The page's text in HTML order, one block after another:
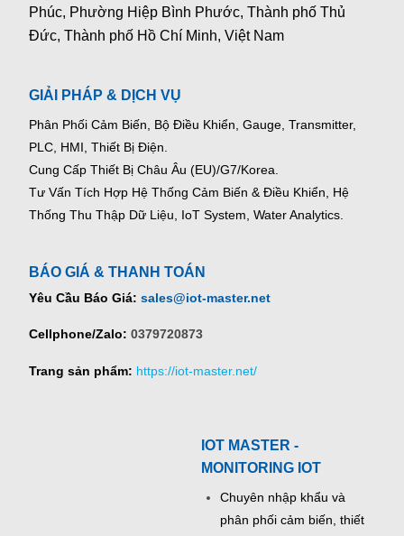
Phúc, Phường Hiệp Bình Phước, Thành phố Thủ
Đức, Thành phố Hồ Chí Minh, Việt Nam
GIẢI PHÁP & DỊCH VỤ
Phân Phối Cảm Biến, Bộ Điều Khiển, Gauge, Transmitter,
PLC, HMI, Thiết Bị Điện.
Cung Cấp Thiết Bị Châu Âu (EU)/G7/Korea.
Tư Vấn Tích Hợp Hệ Thống Cảm Biến & Điều Khiển, Hệ
Thống Thu Thập Dữ Liệu, IoT System, Water Analytics.
BÁO GIÁ & THANH TOÁN
Yêu Cầu Báo Giá: sales@iot-master.net
Cellphone/Zalo: 0379720873
Trang sản phẩm: https://iot-master.net/
IOT MASTER -
MONITORING IOT
Chuyên nhập khẩu và
phân phối cảm biến, thiết